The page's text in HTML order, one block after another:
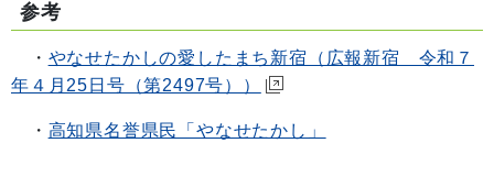
参考
・ やなせたかしの愛したまち新宿（広報新宿 令和７
年４月25日号（第2497号））
・ 高知県名誉県民「やなせたかし」